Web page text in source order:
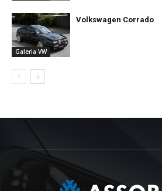
Galeria VW
Volkswagen Corrado